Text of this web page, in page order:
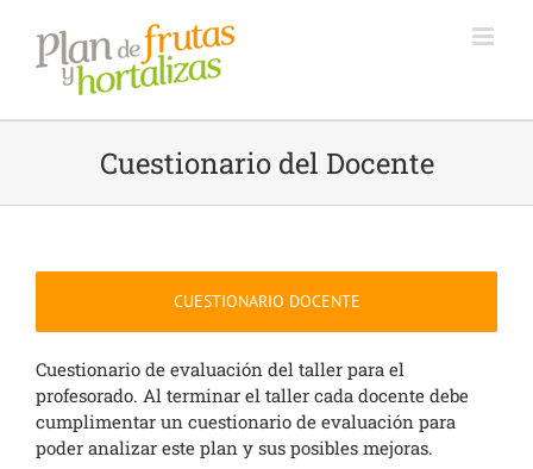
contenido
Cuestionario del Docente
CUESTIONARIO DOCENTE
Cuestionario de evaluación del taller para el
profesorado. Al terminar el taller cada docente debe
cumplimentar un cuestionario de evaluación para
poder analizar este plan y sus posibles mejoras.